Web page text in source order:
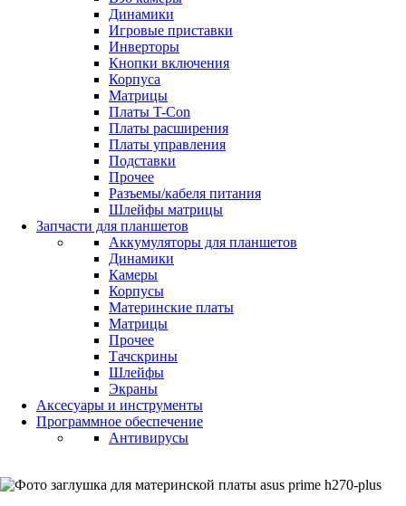
Динамики
Игровые приставки
Инверторы
Кнопки включения
Корпуса
Матрицы
Платы T-Con
Платы расширения
Платы управления
Подставки
Прочее
Разъемы/кабеля питания
Шлейфы матрицы
Запчасти для планшетов
Аккумуляторы для планшетов
Динамики
Камеры
Корпусы
Материнские платы
Матрицы
Прочее
Тачскрины
Шлейфы
Экраны
Аксесуары и инструменты
Программное обеспечение
Антивирусы